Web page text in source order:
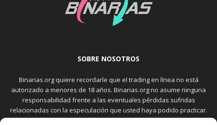
SOBRE NOSOTROS
Binarias.org quiere recordarle que el trading en línea no está
autorizado a menores de 18 años. Binarias.org no asume ninguna
responsabilidad frente a las eventuales pérdidas sufridas
relacionadas con la especulación que usted haya podido practicar.
El trading en el mercado de opciones binarias implica riesgos